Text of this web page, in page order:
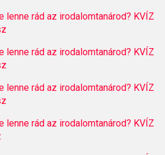
lenne rád az irodalomtanárod? KVÍZ
lenne rád az irodalomtanárod? KVÍZ
lenne rád az irodalomtanárod? KVÍZ
lenne rád az irodalomtanárod? KVÍZ